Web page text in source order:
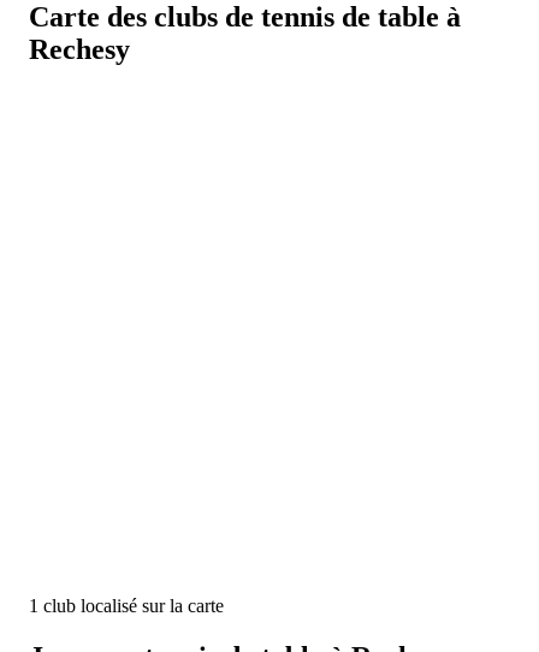
Carte des clubs de tennis de table à
Rechesy
1 club localisé sur la carte